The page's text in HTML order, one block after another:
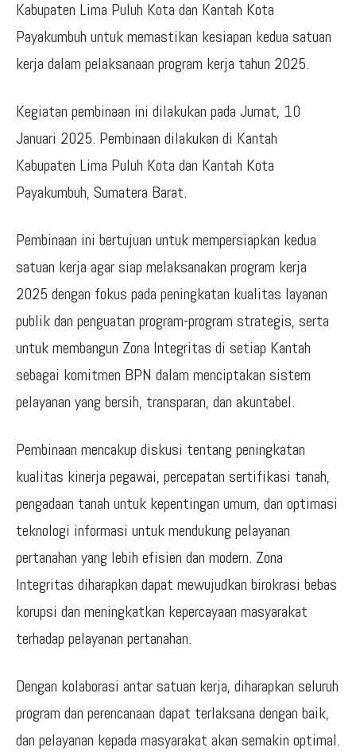
Kabupaten Lima Puluh Kota dan Kantah Kota
Payakumbuh untuk memastikan kesiapan kedua satuan
kerja dalam pelaksanaan program kerja tahun 2025.
Kegiatan pembinaan ini dilakukan pada Jumat, 10
Januari 2025. Pembinaan dilakukan di Kantah
Kabupaten Lima Puluh Kota dan Kantah Kota
Payakumbuh, Sumatera Barat.
Pembinaan ini bertujuan untuk mempersiapkan kedua
satuan kerja agar siap melaksanakan program kerja
2025 dengan fokus pada peningkatan kualitas layanan
publik dan penguatan program-program strategis, serta
untuk membangun Zona Integritas di setiap Kantah
sebagai komitmen BPN dalam menciptakan sistem
pelayanan yang bersih, transparan, dan akuntabel.
Pembinaan mencakup diskusi tentang peningkatan
kualitas kinerja pegawai, percepatan sertifikasi tanah,
pengadaan tanah untuk kepentingan umum, dan optimasi
teknologi informasi untuk mendukung pelayanan
pertanahan yang lebih efisien dan modern. Zona
Integritas diharapkan dapat mewujudkan birokrasi bebas
korupsi dan meningkatkan kepercayaan masyarakat
terhadap pelayanan pertanahan.
Dengan kolaborasi antar satuan kerja, diharapkan seluruh
program dan perencanaan dapat terlaksana dengan baik,
dan pelayanan kepada masyarakat akan semakin optimal.